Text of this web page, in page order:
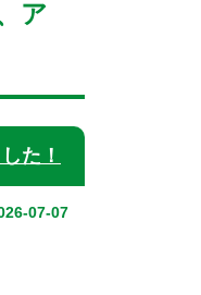
ア
た！
07-07